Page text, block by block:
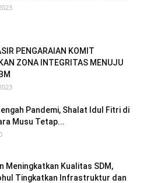
PENGARAIAN KOMIT
ZONA INTEGRITAS MENUJU
Pandemi, Shalat Idul Fitri di
Musu Tetap...
Meningkatkan Kualitas SDM,
Tingkatkan Infrastruktur dan